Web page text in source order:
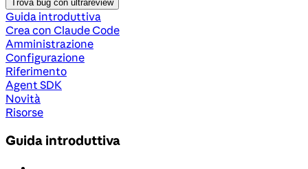
Trova bug con ultrareview
Guida introduttiva
Crea con Claude Code
Amministrazione
Configurazione
Riferimento
Agent SDK
Novità
Risorse
Guida introduttiva